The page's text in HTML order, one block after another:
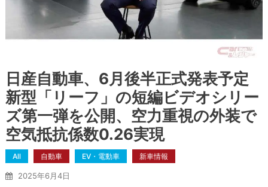
日産自動車、6月後半正式発表予定
新型「リーフ」の短編ビデオシリー
ズ第一弾を公開、空力重視の外装で
空気抵抗係数0.26実現
All 自動車 EV・電動車 新車情報
2025年6月4日